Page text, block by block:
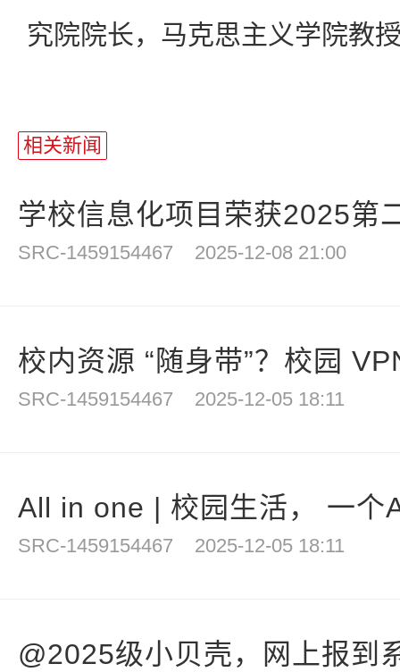
究院院长，马克思主义学院教
相关新闻
学校信息化项目荣获2025第
SRC-1459154467 2025-12-08 21:00
校内资源 “随身带”？校园
SRC-1459154467 2025-12-05 18:11
All in one | 校园生活， 一个
SRC-1459154467 2025-12-05 18:11
@2025级小贝壳，网上报到